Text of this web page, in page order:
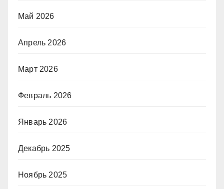
Май 2026
Апрель 2026
Март 2026
Февраль 2026
Январь 2026
Декабрь 2025
Ноябрь 2025